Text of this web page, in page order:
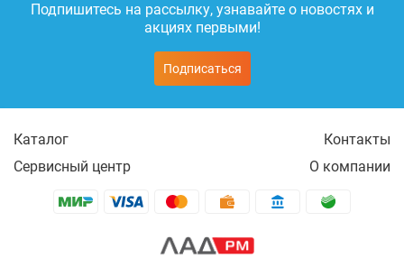
Подпишитесь на рассылку, узнавайте о новостях и
акциях первыми!
Подписаться
Каталог
Контакты
Сервисный центр
О компании